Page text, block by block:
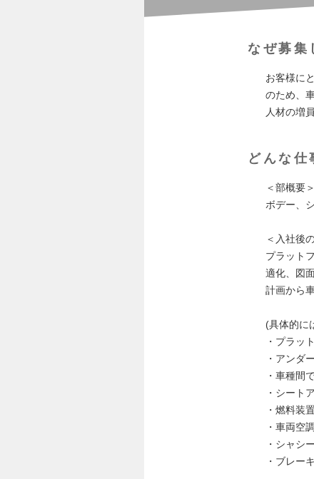
なぜ募集
お客様に
のため、
人材の増員
どんな仕
＜部概要＞
ボデー、
＜入社後
プラット
適化、図
計画から
(具体的に
・プラッ
・アンダ
・車種間
・シート
・燃料装
・車両空
・シャシ
・ブレー